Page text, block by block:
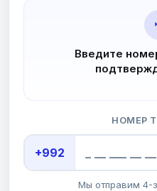
Введите
НОМЕР
+992
Мы отправим 4-